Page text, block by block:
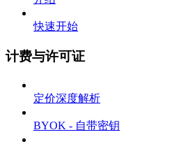
快速开始
计费与许可证
定价深度解析
BYOK - 自带密钥